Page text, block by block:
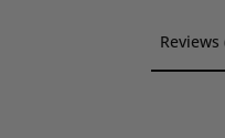
Reviews